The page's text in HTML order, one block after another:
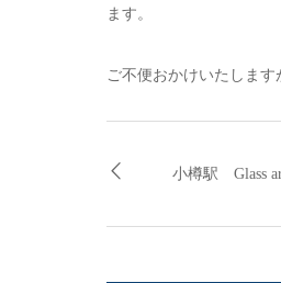
ます。
ご不便おかけいたしま
小樽駅 Glass